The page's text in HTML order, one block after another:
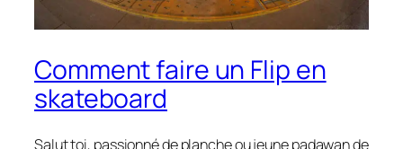
Comment faire un Flip en
skateboard
Salut toi, passionné de planche ou jeune padawan de